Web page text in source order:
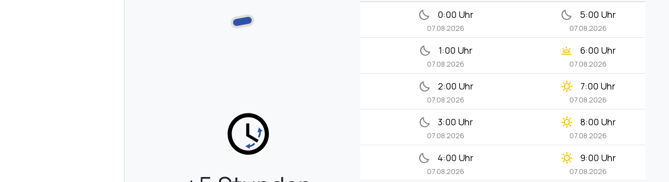
bedtime 0:00 Uhr
07.08.2026
bedtime 5:00 Uhr
07.08.2026
bedtime 1:00 Uhr
07.08.2026
wb_twilight 6:00 Uhr
07.08.2026
bedtime 2:00 Uhr
07.08.2026
clear_day 7:00 Uhr
07.08.2026
bedtime 3:00 Uhr
07.08.2026
clear_day 8:00 Uhr
07.08.2026
bedtime 4:00 Uhr
07.08.2026
clear_day 9:00 Uhr
07.08.2026